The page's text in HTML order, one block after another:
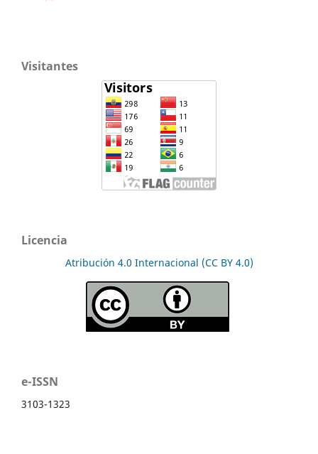
Visitantes
Licencia
Atribución 4.0 Internacional (CC BY 4.0)
e-ISSN
3103-1323